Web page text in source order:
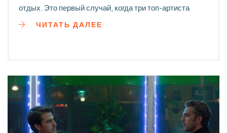
отдых. Это первый случай, когда три топ-артиста
одновременно уходят с главной сцены России в этот
ЧИТАТЬ ДАЛЕЕ